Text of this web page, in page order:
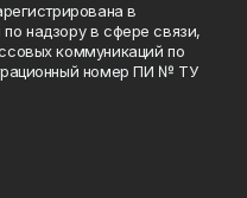
в
надзору в сфере связи,
коммуникаций по
номер ПИ № ТУ